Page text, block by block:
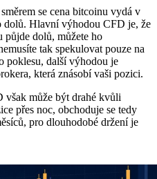
se cena bitcoinu vydá v
dolů. Hlavní výhodou CFD je, že
půjde dolů, můžete ho
tak spekulovat pouze na
poklesu, další výhodou je
která znásobí vaši pozici.
však může být drahé kvůli
přes noc, obchoduje se tedy
pro dlouhodobé držení je